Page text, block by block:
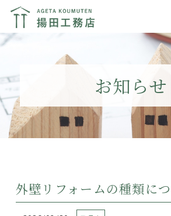
お知らせ
外壁リフォームの種類に